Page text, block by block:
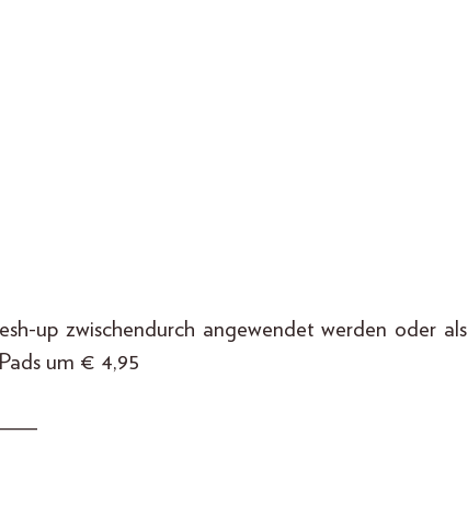
up zwischendurch angewendet werden oder als
um € 4,95